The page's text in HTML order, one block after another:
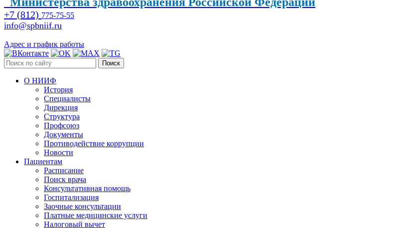
+7 (812) 775-75-55
info@spbniif.ru
Адрес и график работы
Поиск
О НИИФ
История
Специалисты
Дирекция
Структура
Профсоюз
Документы
Противодействие коррупции
Новости
Пациентам
Расписание
Поиск врача
Консультативная помощь
Госпитализация
Заочные консультации
Платные медицинские услуги
Налоговый вычет